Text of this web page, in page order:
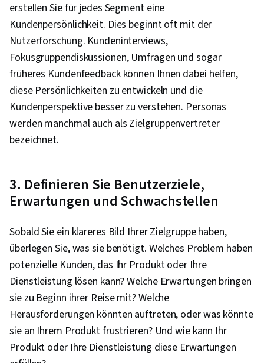
erstellen Sie für jedes Segment eine
Kundenpersönlichkeit. Dies beginnt oft mit der
Nutzerforschung. Kundeninterviews,
Fokusgruppendiskussionen, Umfragen und sogar
früheres Kundenfeedback können Ihnen dabei helfen,
diese Persönlichkeiten zu entwickeln und die
Kundenperspektive besser zu verstehen. Personas
werden manchmal auch als Zielgruppenvertreter
bezeichnet.
3. Definieren Sie Benutzerziele,
Erwartungen und Schwachstellen
Sobald Sie ein klareres Bild Ihrer Zielgruppe haben,
überlegen Sie, was sie benötigt. Welches Problem haben
potenzielle Kunden, das Ihr Produkt oder Ihre
Dienstleistung lösen kann? Welche Erwartungen bringen
sie zu Beginn ihrer Reise mit? Welche
Herausforderungen könnten auftreten, oder was könnte
sie an Ihrem Produkt frustrieren? Und wie kann Ihr
Produkt oder Ihre Dienstleistung diese Erwartungen